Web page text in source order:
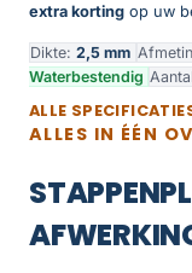
extra korting op uw
Dikte: 2,5 mm
Waterbestendig
ALLE
ALLES IN ÉÉN